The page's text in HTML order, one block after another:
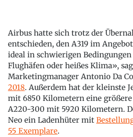
Airbus hatte sich trotz der
entschieden, den A319 im
ideal in schwierigen
Flughäfen oder heißes Klima»,
Marketingmanager Antonio Da
2018. Außerdem hat der kleinste
mit 6850 Kilometern eine
A220-300 mit 5920 Kilometern.
Neo ein Ladenhüter mit
55 Exemplare.